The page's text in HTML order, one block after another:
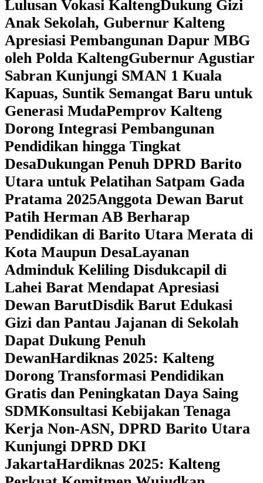
Lulusan Vokasi Kalteng‎Dukung Gizi
Anak Sekolah, Gubernur Kalteng
Apresiasi Pembangunan Dapur MBG
oleh Polda Kalteng‎Gubernur Agustiar
Sabran Kunjungi SMAN 1 Kuala
Kapuas, Suntik Semangat Baru untuk
Generasi Muda‎Pemprov Kalteng
Dorong Integrasi Pembangunan
Pendidikan hingga Tingkat
DesaDukungan Penuh DPRD Barito
Utara untuk Pelatihan Satpam Gada
Pratama 2025Anggota Dewan Barut
Patih Herman AB Berharap
Pendidikan di Barito Utara Merata di
Kota Maupun DesaLayanan
Adminduk Keliling Disdukcapil di
Lahei Barat Mendapat Apresiasi
Dewan BarutDisdik Barut Edukasi
Gizi dan Pantau Jajanan di Sekolah
Dapat Dukung Penuh
DewanHardiknas 2025: Kalteng
Dorong Transformasi Pendidikan
Gratis dan Peningkatan Daya Saing
SDMKonsultasi Kebijakan Tenaga
Kerja Non-ASN, DPRD Barito Utara
Kunjungi DPRD DKI
JakartaHardiknas 2025: Kalteng